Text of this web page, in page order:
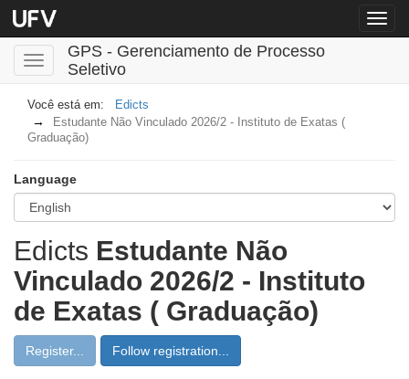
Menu
Toggle
navigation
GPS - Gerenciamento de Processo
Seletivo
Edicts
Estudante Não Vinculado 2026/2 - Instituto de Exatas (
Graduação)
Language
Edicts Estudante Não
Vinculado 2026/2 - Instituto
de Exatas ( Graduação)
Register... Follow registration...